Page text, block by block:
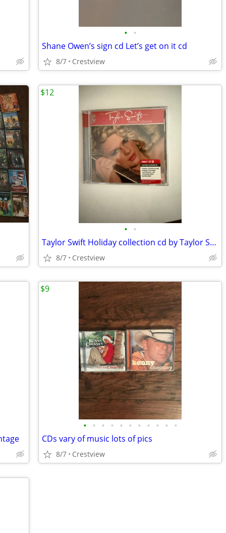
• •
Shane Owen’s sign cd Let’s get on it cd
8/7 Crestview
• •
Taylor Swift Holiday collection cd by Taylor Swift cd(Christmas)
8/7 Crestview
$12
• • • • • • • • • • •
CDs vary of music lots of pics
8/7 Crestview
$9